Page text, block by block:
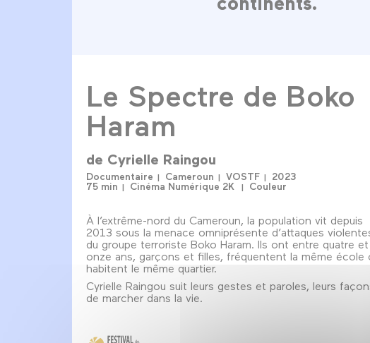
Le Spectre de Boko
Haram
de Cyrielle Raingou
Documentaire Cameroun VOSTF
2023
75 min
Cinéma Numérique 2K Couleur
À l’extrême-nord du Cameroun, la population vit depuis
2013 sous la menace omniprésente d’attaques
du groupe terroriste Boko Haram. Ils ont entre quatre et
onze ans, garçons et filles, fréquentent la même école
habitent le même quartier.
Cyrielle Raingou suit leurs gestes et paroles, leurs
de marcher dans la vie.